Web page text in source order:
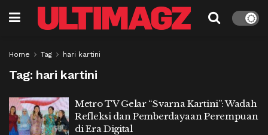
Home Tag hari kartini
Tag: hari kartini
Metro TV Gelar “Svarna Kartini”: Wadah
Refleksi dan Pemberdayaan Perempuan
di Era Digital